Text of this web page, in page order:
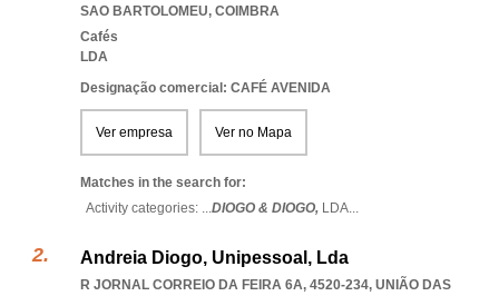
SAO BARTOLOMEU, COIMBRA
Cafés
LDA
Designação comercial: CAFÉ AVENIDA
Ver empresa Ver no Mapa
Matches in the search for:
Activity categories: ...DIOGO & DIOGO, LDA...
Andreia Diogo, Unipessoal, Lda
R JORNAL CORREIO DA FEIRA 6A, 4520-234, UNIÃO DAS